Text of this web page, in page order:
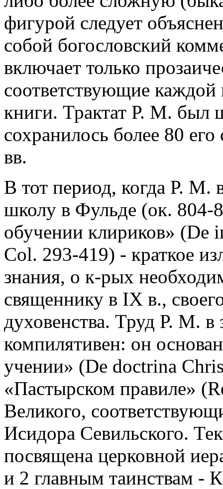
фигурой следует
собой богословский
включает только
соответствующие
книги. Трактат Р. М. был
сохранилось более 80
вв.
В тот период, когда Р. М.
школу в Фульде (ок. 804-
обучении клириков» (De
Col. 293-419) - краткое
знания, о к-рых
священнику в IX в.,
духовенства. Труд Р. М. в
компилятивен: он
учении» (De doctrina
«Пастырском правиле»
Великого,
Исидора Севильского.
посвящена церковной
и 2 главным таинствам -